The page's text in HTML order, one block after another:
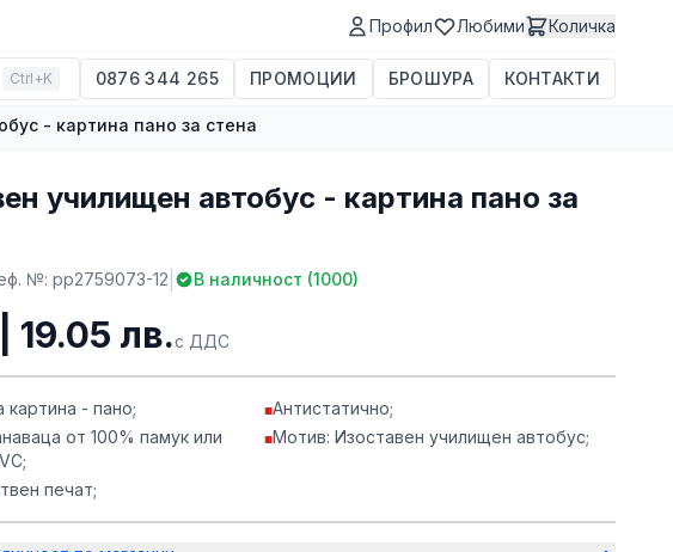
Профил Любими Количка
Ctrl+K 0876 344 265 ПРОМОЦИИ БРОШУРА КОНТАКТИ
- картина пано за стена
училищен автобус - картина пано за
№: pp2759073-12 В наличност (1000)
19.05 лв.с ДДС
картина - пано;
от 100% памук или
печат;
■Антистатично;
■Мотив: Изоставен училищен автобус;